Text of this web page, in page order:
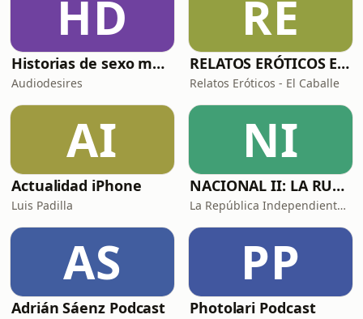
afrontas la vida? ¿Qué tan
normalizada tienes tu existenci
HD
Historias de sexo muy intensas y calientes
Audiodesires
RE
RELATOS ERÓTICOS El Caballero Oscuro
Relatos Eróticos - El Caballe
AI
Actualidad iPhone
Luis Padilla
NI
NACIONAL II: LA RUTA DEL EXILIO
La República Independiente de la Radio
AS
Adrián Sáenz Podcast
PP
Photolari Podcast